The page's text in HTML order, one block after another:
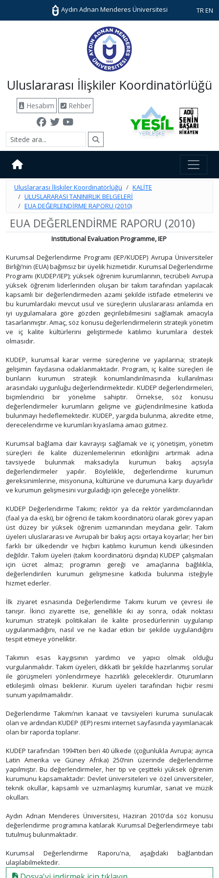
Aydın Adnan Menderes Üniversitesi TR EN
Uluslararası İlişkiler Koordinatörlüğü
Hesabım Rehber
Uluslararası İlişkiler Koordinatörlüğü
KALİTE
ULUSLARARASI TANINIRLIK BELGELERİ
EUA DEĞERLENDİRME RAPORU (2010)
EUA DEĞERLENDİRME RAPORU (2010)
Institutional Evaluation Programme, IEP
Kurumsal Değerlendirme Programı (IEP/KUDEP) Avrupa Üniversiteler
Birliği’nin (EUA) bağımsız bir üyelik hizmetidir. Kurumsal Değerlendirme
Programı (KUDEP/IEP); yüksek öğrenim kurumlarının, tecrübeli Avrupa
yüksek öğrenim liderlerinden oluşan bir takım tarafından yapılacak
kapsamlı bir değerlendirmeden azami şekilde istifade etmelerini ve
bu kurumlardaki mevcut usul ve süreçlerin uluslararası anlamda en
iyi uygulamalara göre gözden geçirilebilmesini sağlamak amacıyla
tasarlanmıştır. Amaç, söz konusu değerlendirmelerin stratejik yönetim
ve iç kalite kültürlerini geliştirmede katılımcı kurumlara destek
olmasıdır.
KUDEP, kurumsal karar verme süreçlerine ve yapılarına; stratejik
gelişimin faydasına odaklanmaktadır. Program, iç kalite süreçleri ile
bunların kurumun stratejik konumlandırılmasında kullanılması
arasındaki uygunluğu değerlendirmektedir. KUDEP değerlendirmeleri,
biçimlendirici bir yönelime sahiptir. Örnekse, söz konusu
değerlendirmeler kurumların gelişme ve güçlendirilmesine katkıda
bulunmayı hedeflemektedir. KUDEP, yargıda bulunma, akredite etme,
derecelendirme ve kurumları kıyaslama amacı gütmez.
Kurumsal bağlama dair kavrayışı sağlamak ve iç yönetişim, yönetim
süreçleri ile kalite düzenlemelerinin etkinliğini artırmak adına
tavsiyede bulunmak maksadıyla kurumun bakış açısıyla
değerlendirmeler yapılır. Böylelikle, değerlendirme kurumun
gereksinimlerine, misyonuna, kültürüne ve durumuna karşı duyarlıdır
ve kurumun gelişmesini vurguladığı için geleceğe yöneliktir.
KUDEP Değerlendirme Takımı; rektör ya da rektör yardımcılarından
(faal ya da eski), bir öğrenci ile takım koordinatörü olarak görev yapan
üst düzey bir yüksek öğrenim uzmanından meydana gelir. Takım
üyeleri uluslararası ve Avrupalı bir bakış açısı ortaya koyarlar; her biri
farklı bir ülkedendir ve hiçbiri katılımcı kurumun kendi ülkesinden
değildir. Takım üyeleri (takım koordinatörü dışında) KUDEP çalışmaları
için ücret almaz; programın gereği ve amaçlarına bağlılıkla,
değerlendirilen kurumun gelişmesine katkıda bulunma isteğiyle
hizmet ederler.
İlk ziyaret esnasında Değerlendirme Takımı kurum ve çevresi ile
tanışır. İkinci ziyarette ise, genellikle iki ay sonra, odak noktası
kurumun stratejik politikaları ile kalite prosedürlerinin uygulanıp
uygulanmadığını, nasıl ve ne kadar etkin bir şekilde uygulandığını
tespit etmeye yöneliktir.
Takımın esas kaygısının yardımcı ve yapıcı olmak olduğu
vurgulanmalıdır. Takım üyeleri, dikkatli bir şekilde hazırlanmış sorular
ile görüşmeleri yönlendirmeye hazırlıklı geleceklerdir. Oturumların
etkileşimli olması beklenir. Kurum üyeleri tarafından hiçbir resmi
sunum yapılmamalıdır.
Değerlendirme Takımı’nın kanaat ve tavsiyeleri kuruma sunulacak
olan ve ardından KUDEP (IEP) resmi internet sayfasında yayımlanacak
olan bir raporda toplanır.
KUDEP tarafından 1994’ten beri 40 ülkede (çoğunlukla Avrupa; ayrıca
Latin Amerika ve Güney Afrika) 250’nin üzerinde değerlendirme
yapılmıştır. Bu değerlendirmeler, her tip ve çeşitteki yüksek öğrenim
kurumunu kapsamaktadır: Devlet üniversiteleri ve özel üniversiteler,
teknik okullar, kapsamlı ve uzmanlaşmış kurumlar, sanat ve müzik
okulları.
Aydın Adnan Menderes Üniversitesi, Haziran 2010'da söz konusu
değerlendirme programına katılarak Kurumsal Değerlendirmeye tabi
tutulmuş bulunmaktadır.
Kurumsal Değerlendirme Raporu'na, aşağıdaki bağlantıdan
ulaşılabilmektedir.